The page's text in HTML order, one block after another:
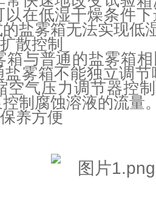
以在低湿干燥条件
盐雾箱无法实现低
散控制
箱与普通的盐雾箱
盐雾箱不能独立调
空气压力调节器控
制腐蚀溶液的流量
养方便